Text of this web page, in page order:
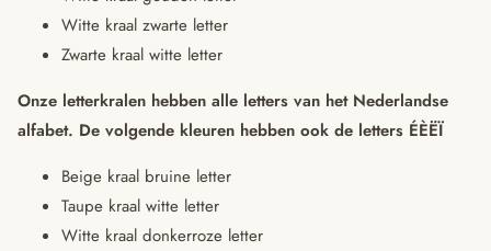
Witte kraal zwarte letter
Zwarte kraal witte letter
Onze letterkralen hebben alle letters van het Nederlandse
alfabet. De volgende kleuren hebben ook de letters ÉÈËÏ
Beige kraal bruine letter
Taupe kraal witte letter
Witte kraal donkerroze letter